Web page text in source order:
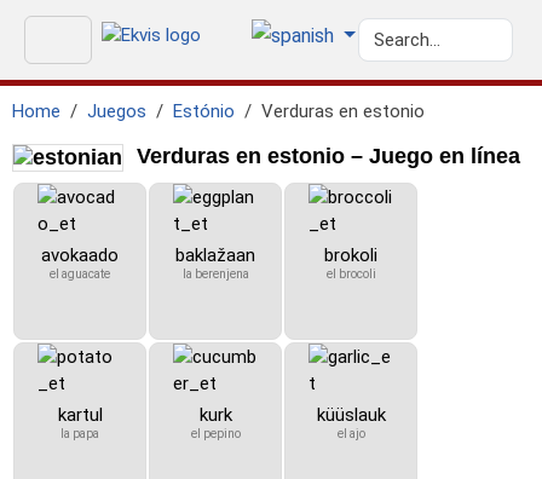
Home Juegos Estónio Verduras en estonio
Verduras en estonio – Juego en línea
avokaado
el aguacate
baklažaan
la berenjena
brokoli
el brocoli
kartul
la papa
kurk
el pepino
küüslauk
el ajo